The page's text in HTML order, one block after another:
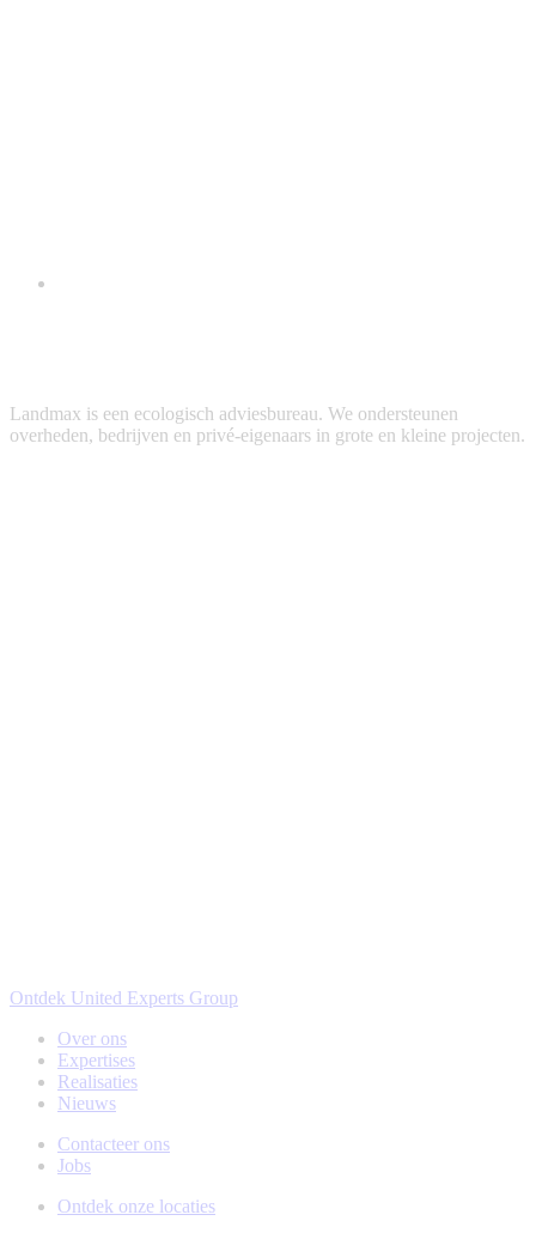
Landmax is een ecologisch adviesbureau. We ondersteunen
overheden, bedrijven en privé-eigenaars in grote en kleine projecten.
Ontdek United Experts Group
Over ons
Expertises
Realisaties
Nieuws
Contacteer ons
Jobs
Ontdek onze locaties